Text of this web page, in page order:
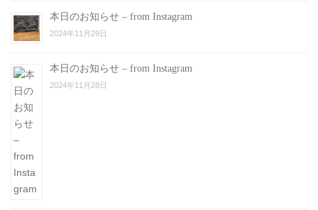
本日のお知らせ – from Instagram
2024年11月29日
本日のお知らせ – from Instagram
2024年11月28日